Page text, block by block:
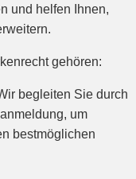
und helfen Ihnen,
gehören:
begleiten Sie durch
um
bestmöglichen